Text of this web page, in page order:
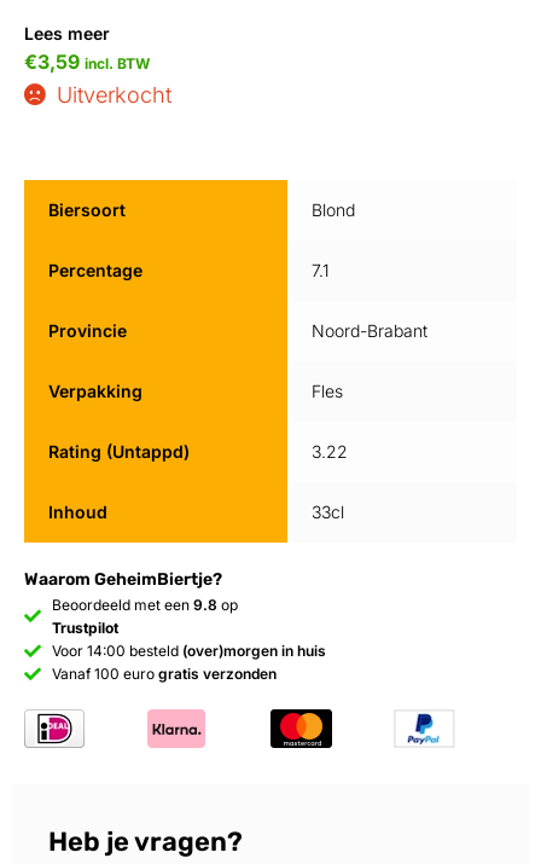
Lees meer
€3,59 incl. BTW
Uitverkocht
Waarom GeheimBiertje?
Beoordeeld met een 9.8 op
Trustpilot
Voor 14:00 besteld (over)morgen in huis
Vanaf 100 euro gratis verzonden
Biersoort Blond
Percentage 7.1
Provincie Noord-Brabant
Verpakking Fles
Rating (Untappd) 3.22
Inhoud 33cl
Heb je vragen?